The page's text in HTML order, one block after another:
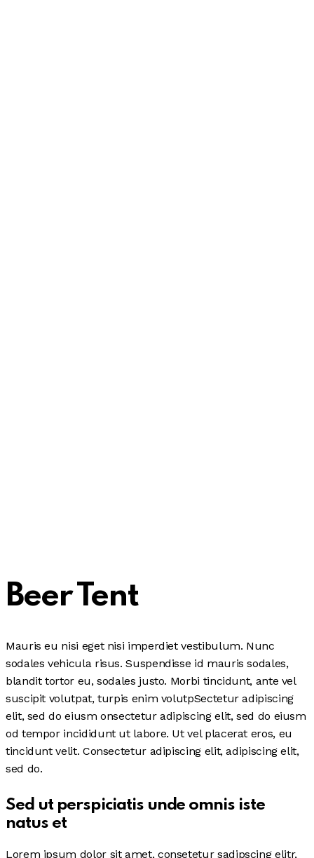
Beer Tent
Mauris eu nisi eget nisi imperdiet vestibulum. Nunc
sodales vehicula risus. Suspendisse id mauris sodales,
blandit tortor eu, sodales justo. Morbi tincidunt, ante vel
suscipit volutpat, turpis enim volutpSectetur adipiscing
elit, sed do eiusm onsectetur adipiscing elit, sed do eiusm
od tempor incididunt ut labore. Ut vel placerat eros, eu
tincidunt velit. Consectetur adipiscing elit, adipiscing elit,
sed do.
Sed ut perspiciatis unde omnis iste
natus et
Lorem ipsum dolor sit amet, consetetur sadipscing elitr,